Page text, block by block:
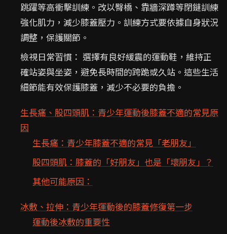
跳躍等高衝擊訓練。改以臀橋、靠牆深蹲等閉鏈訓練
強化肌力，減少膝蓋壓力。訓練方式要依據自身狀況
調整，保護關節。
檢視日常習慣： 選擇有良好緩震的運動鞋，維持正
確站姿與坐姿，避免長時間的跨跪或久站。這些生活
細節能有效保護膝蓋，減少不必要的負擔。
生長痛、股四頭肌：青少年運動後膝蓋不適的常見原
因
生長痛：青少年膝蓋不適的常見「老朋友」
股四頭肌：膝蓋的「好朋友」也是「壞朋友」？
其他可能原因：
冰敷、拉伸：青少年運動後的膝蓋修復第一步
運動後冰敷的重要性